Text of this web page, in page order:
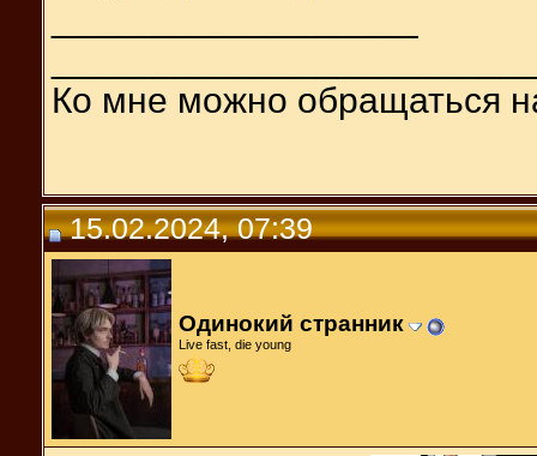
Ко мне можно обращаться
15.02.2024, 07:39
Одинокий странник
Live fast, die young